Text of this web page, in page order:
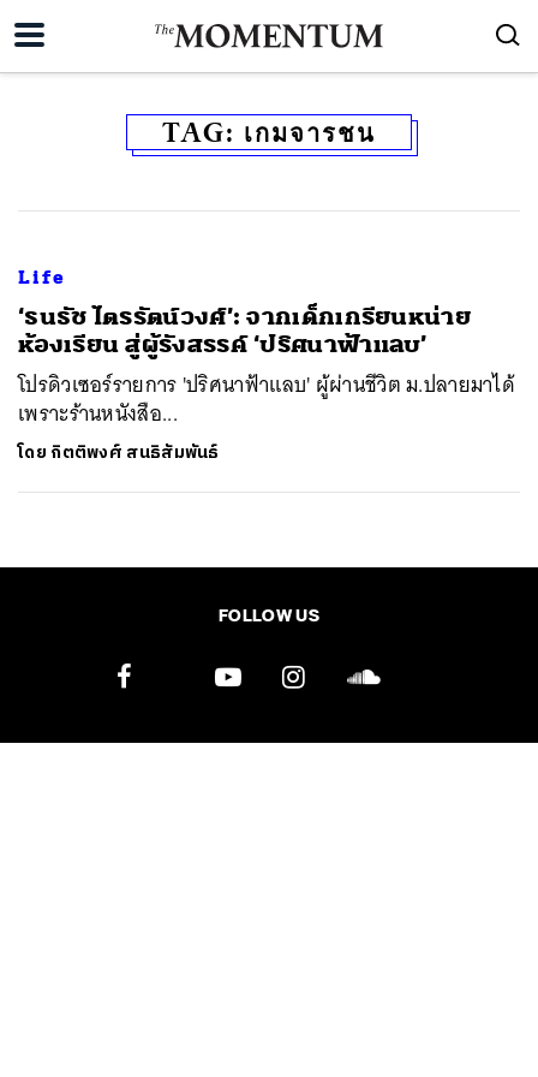
TAG: เกมจารชน
Life
‘ธนธัช ไตรรัตน์วงศ์’: จากเด็กเกรียนหน่าย
ห้องเรียน สู่ผู้รังสรรค์ ‘ปริศนาฟ้าแลบ’
โปรดิวเซอร์รายการ 'ปริศนาฟ้าแลบ' ผู้ผ่านชีวิต ม.ปลายมาได้
เพราะร้านหนังสือ...
โดย กิตติพงศ์ สนธิสัมพันธ์
FOLLOW US
SHARE TWEET LINE EMAIL